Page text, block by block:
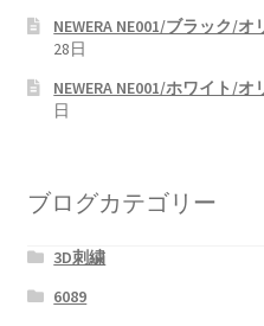
NEWERA NE001/ブラック/
28日
NEWERA NE001/ホワイト/
日
ブログカテゴリー
3D刺繍
6089